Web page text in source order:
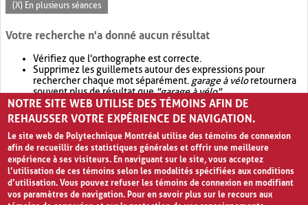
(X) En plusieurs séances
Votre recherche n'a donné aucun résultat
Vérifiez que l'orthographe est correcte.
Supprimez les guillemets autour des expressions pour
rechercher chaque mot séparément. garage à véloretournera
souvent plus de résultat que"garage à vélo".
Envisagez d'élargir votre recherche avec OR.garage OR vélo
retournera souvent plus de résultat quegarage à vélo
NOTRE SITE WEB UTILISE DES TÉMOINS AFIN DE
REHAUSSER VOTRE EXPÉRIENCE DE NAVIGATION.
Le site web de Polytechnique Montréal utilise des témoins de connexion
afin de recueillir des statistiques générales et offrir une meilleure
expérience à ses visiteurs. En naviguant sur le site, vous acceptez
l’utilisation de ces témoins selon les modalités spécifiées aux conditions
d’utilisation. Vous pouvez refuser les témoins de connexion en modifiant
vos paramètres de navigation. Pour en savoir plus sur le recours aux